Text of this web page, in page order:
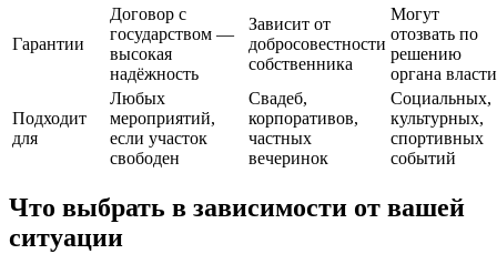
Гарантии
Договор с
государством —
высокая
надёжность
Зависит от
добросовестности
собственника
Могут
отозвать по
решению
органа власти
Подходит
для
Любых
мероприятий,
если участок
свободен
Свадеб,
корпоративов,
частных
вечеринок
Социальных,
культурных,
спортивных
событий
Что выбрать в зависимости от вашей
ситуации